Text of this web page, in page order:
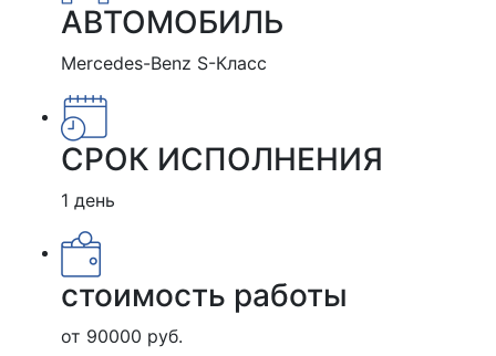
АВТОМОБИЛЬ
Mercedes-Benz S-Класс
СРОК ИСПОЛНЕНИЯ
1 день
стоимость работы
от 90000 руб.